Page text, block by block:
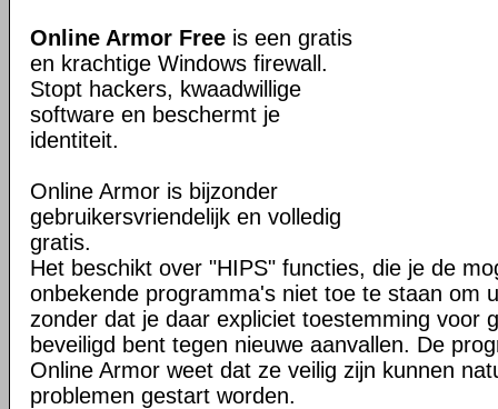
Online Armor Free is een gratis
en krachtige Windows firewall.
Stopt hackers, kwaadwillige
software en beschermt je
identiteit.
Online Armor is bijzonder
gebruikersvriendelijk en volledig
gratis.
Het beschikt over "HIPS" functies, die je de
onbekende programma's niet toe te staan om
zonder dat je daar expliciet toestemming voor
beveiligd bent tegen nieuwe aanvallen. De
Online Armor weet dat ze veilig zijn kunnen
problemen gestart worden.